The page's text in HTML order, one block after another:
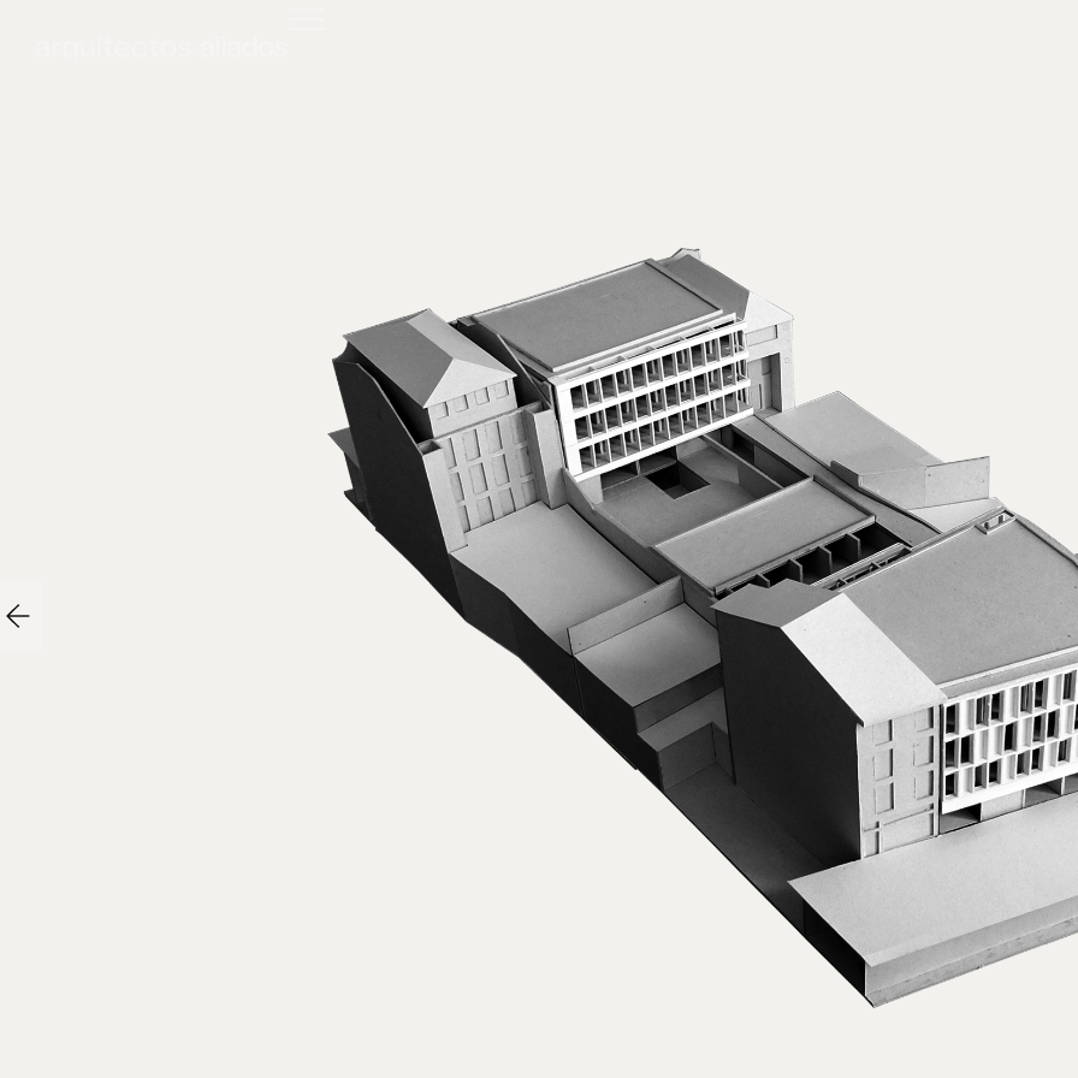
Hotel